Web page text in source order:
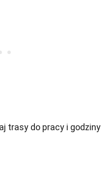
trasy do pracy i godziny